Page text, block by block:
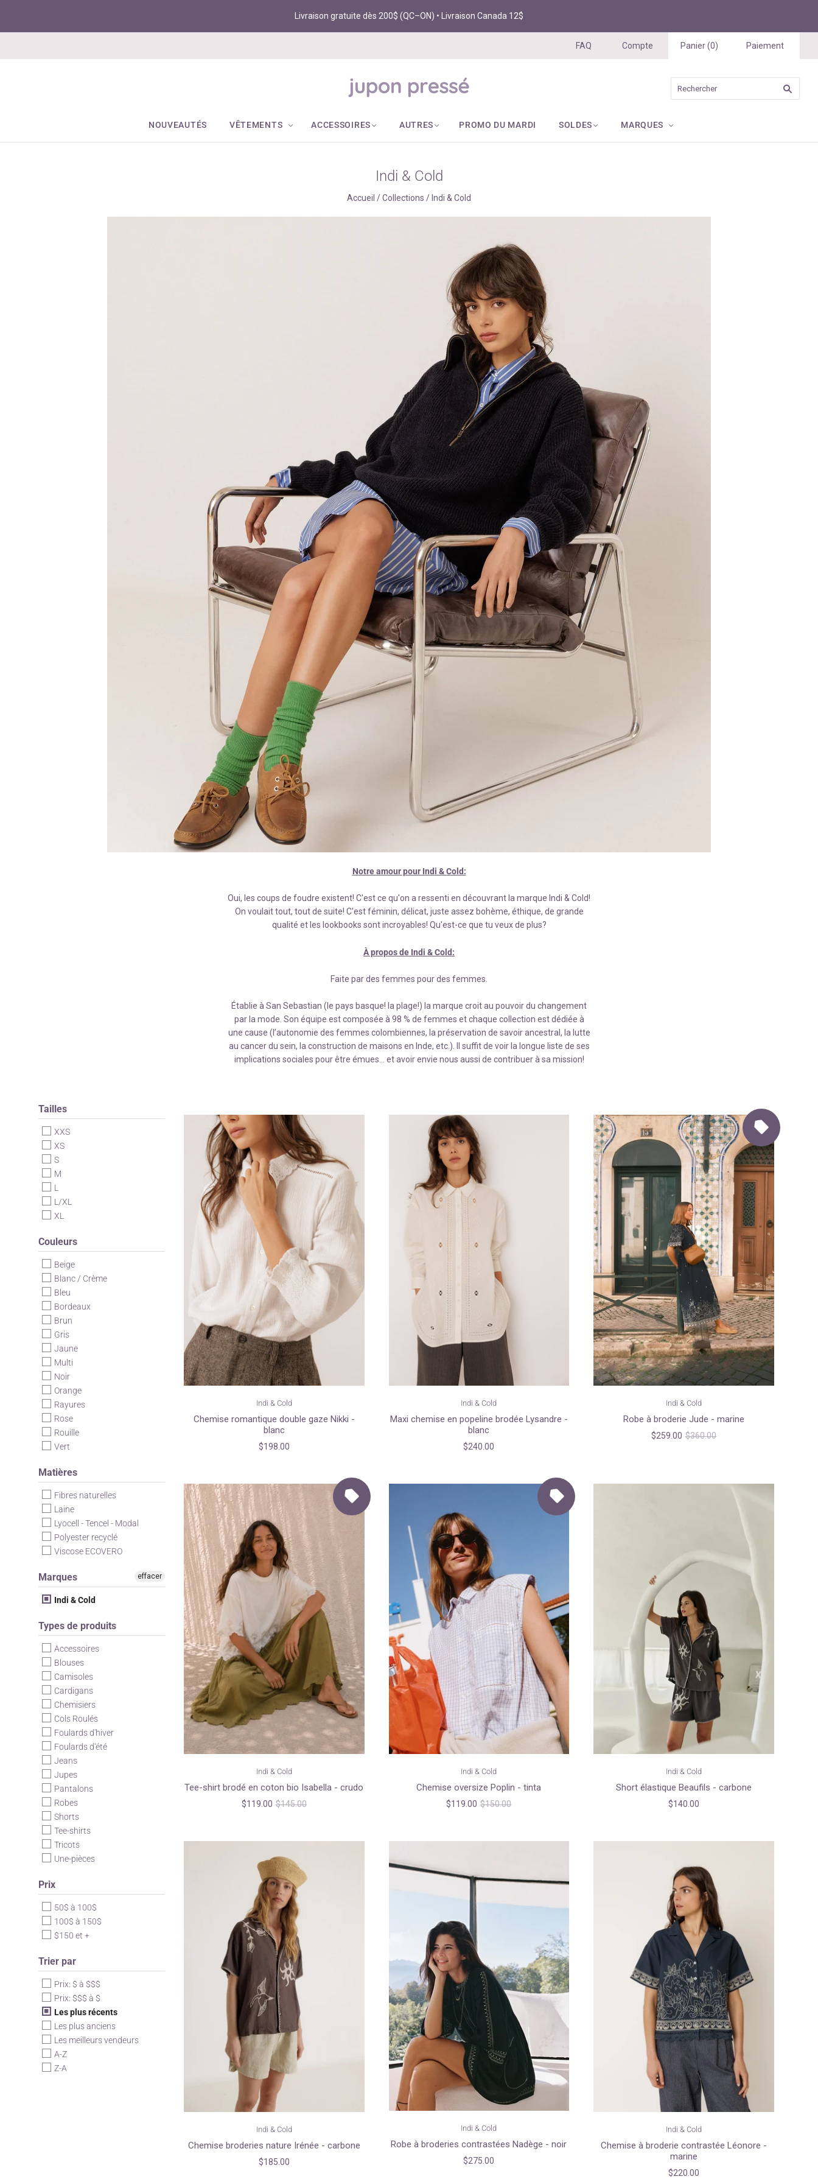
Livraison gratuite dès 200$ (QC–ON) • Livraison Canada 12$
FAQ Compte Panier(0) Paiement
NOUVEAUTÉS VÊTEMENTS ACCESSOIRES AUTRES PROMO DU MARDI SOLDES MARQUES
Indi & Cold
Accueil /Collections / Indi & Cold
Notre amour pour Indi & Cold:
Oui, les coups de foudre existent! C'est ce qu'on a ressenti en découvrant la marque Indi & Cold!
On voulait tout, tout de suite! C'est féminin, délicat, juste assez bohème, éthique, de grande
qualité et les lookbooks sont incroyables! Qu'est-ce que tu veux de plus?
À propos de Indi & Cold:
Faite par des femmes pour des femmes.
Établie à San Sebastian (le pays basque! la plage!) la marque croit au pouvoir du changement
par la mode. Son équipe est composée à 98 % de femmes et chaque collection est dédiée à
une cause (l’autonomie des femmes colombiennes, la préservation de savoir ancestral, la lutte
au cancer du sein, la construction de maisons en Inde, etc.). Il suffit de voir la longue liste de ses
implications sociales pour être émues… et avoir envie nous aussi de contribuer à sa mission!
Tailles
XXS
XS
S
M
L
L/XL
XL
Couleurs
Beige
Blanc / Crème
Bleu
Bordeaux
Brun
Gris
Jaune
Multi
Noir
Orange
Rayures
Rose
Rouille
Vert
Matières
Fibres naturelles
Laine
Lyocell - Tencel - Modal
Polyester recyclé
Viscose ECOVERO
Marques
Indi & Cold
effacer
Types de produits
Accessoires
Blouses
Camisoles
Cardigans
Chemisiers
Cols Roulés
Foulards d'hiver
Foulards d'été
Jeans
Jupes
Pantalons
Robes
Shorts
Tee-shirts
Tricots
Une-pièces
Prix
50$ à 100$
100$ à 150$
$150 et +
Trier par
Prix: $ à $$$
Prix: $$$ à $
Les plus récents
Les plus anciens
Les meilleurs vendeurs
A-Z
Z-A
Indi & Cold
Chemise romantique double gaze Nikki -
blanc
$198.00
Indi & Cold
Maxi chemise en popeline brodée Lysandre -
blanc
$240.00
Indi & Cold
Robe à broderie Jude - marine
$259.00 $360.00
Indi & Cold
Tee-shirt brodé en coton bio Isabella - crudo
$119.00 $145.00
Indi & Cold
Chemise oversize Poplin - tinta
$119.00 $150.00
Indi & Cold
Short élastique Beaufils - carbone
$140.00
Indi & Cold
Chemise broderies nature Irénée - carbone
$185.00
Indi & Cold
Robe à broderies contrastées Nadège - noir
$275.00
Indi & Cold
Chemise à broderie contrastée Léonore -
marine
$220.00